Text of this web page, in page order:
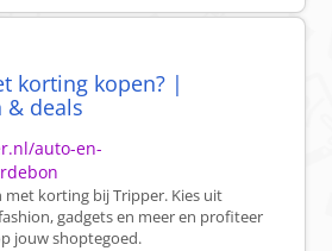
korting kopen? |
& deals
auto-en-
met korting bij Tripper. Kies uit
gadgets en meer en profiteer
jouw shoptegoed.